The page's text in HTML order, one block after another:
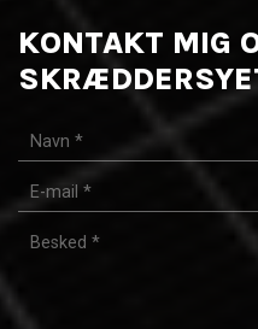
KONTAKT MIG